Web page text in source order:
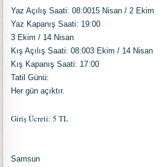
Yaz Açılış Saati: 08:0015 Nisan / 2 Ekim
Yaz Kapanış Saati: 19:00
3 Ekim / 14 Nisan
Kış Açılış Saati: 08:003 Ekim / 14 Nisan
Kış Kapanış Saati: 17:00
Tatil Günü:
Her gün açıktır.
Giriş Ücreti: 5 TL
Samsun